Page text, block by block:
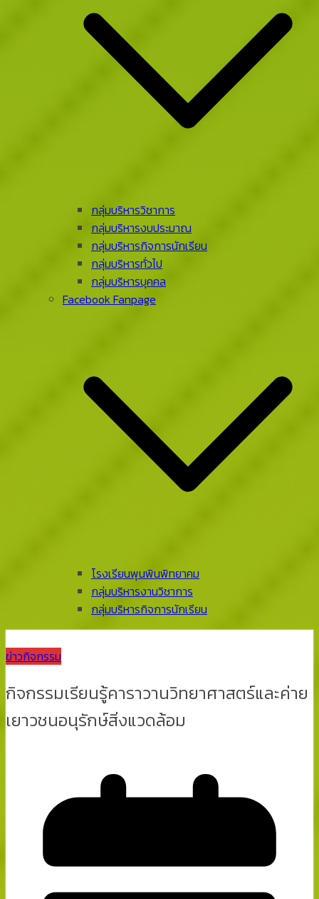
กลุ่มบริหารวิชาการ
กลุ่มบริหารงบประมาณ
กลุ่มบริหารกิจการนักเรียน
กลุ่มบริหารทั่วไป
กลุ่มบริหารบุคคล
Facebook Fanpage
โรงเรียนพุนพินพิทยาคม
กลุ่มบริหารงานวิชาการ
กลุ่มบริหารกิจการนักเรียน
ข่าวกิจกรรม
กิจกรรมเรียนรู้คาราวานวิทยาศาสตร์และค่าย
เยาวชนอนุรักษ์สิ่งแวดล้อม